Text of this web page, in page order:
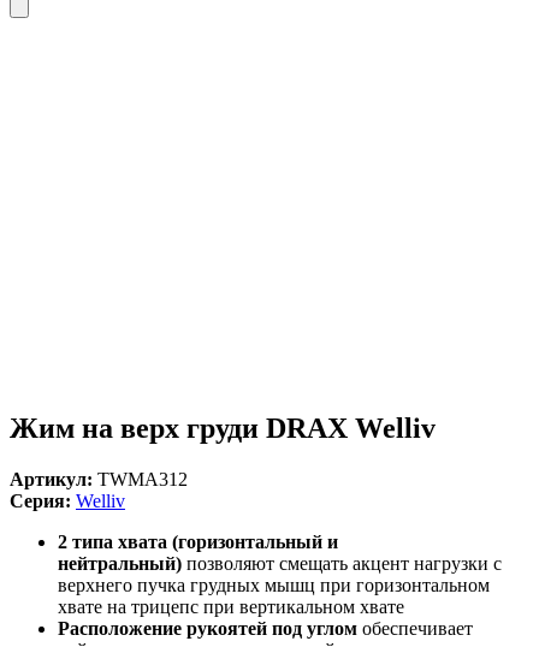
Жим на верх груди DRAX Welliv
Артикул: TWMA312
Серия: Welliv
2 типа хвата (горизонтальный и
нейтральный) позволяют смещать акцент нагрузки с
верхнего пучка грудных мышц при горизонтальном
хвате на трицепс при вертикальном хвате
Расположение рукоятей под углом обеспечивает